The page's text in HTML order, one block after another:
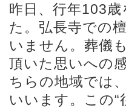
昨日、行年103
た。弘長寺での
いません。葬儀
頂いた思いへの
ちらの地域では
いいます。この“